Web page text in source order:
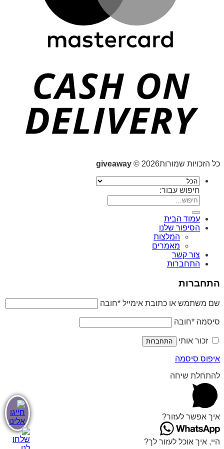
כל הזכויות שמורות2026 © giveaway
חיפוש עבור:
עמוד הבית
הסיפור שלנו
המלצות
מאמרים
צור קשר
התחברות
התחברות
שם משתמש או כתובת אימייל *חובה
סיסמה *חובה
זכור אותי התחברות
איפוס סיסמה
להתחלת שיחה
איך אפשר לעזור?
היי, איך אוכל לעזור לך?